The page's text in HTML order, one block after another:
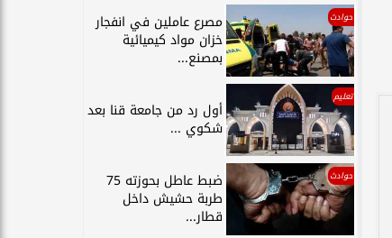
حوادث مصرع عاملين في انفجار
خزان مواد كيميائية
بمصنع...
تعليم
أول رد من جامعة قنا بعد
شكوي ...
حوادث ضبط عاطل بحوزته 75
طربة حشيش داخل
قطار...